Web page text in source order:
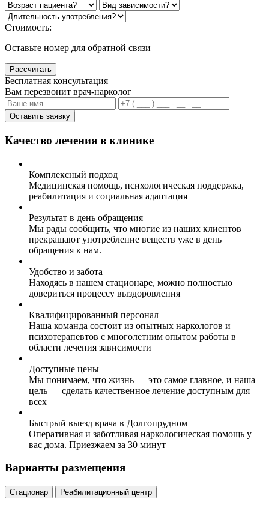
Стоимость:
Оставьте номер для обратной связи
Рассчитать
Бесплатная консультация
Вам перезвонит врач-нарколог
Оставить заявку
Качество лечения в клинике
Комплексный подход
Медицинская помощь, психологическая поддержка,
реабилитация и социальная адаптация
Результат в день обращения
Мы рады сообщить, что многие из наших клиентов
прекращают употребление веществ уже в день
обращения к нам.
Удобство и забота
Находясь в нашем стационаре, можно полностью
довериться процессу выздоровления
Квалифицированный персонал
Наша команда состоит из опытных наркологов и
психотерапевтов с многолетним опытом работы в
области лечения зависимости
Доступные цены
Мы понимаем, что жизнь — это самое главное, и наша
цель — сделать качественное лечение доступным для
всех
Быстрый выезд врача в Долгопрудном
Оперативная и заботливая наркологическая помощь у
вас дома. Приезжаем за 30 минут
Варианты размещения
Стационар Реабилитационный центр